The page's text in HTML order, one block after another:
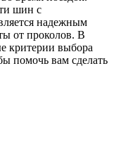
шин с
надежным
от проколов. В
критерии выбора
помочь вам сделать